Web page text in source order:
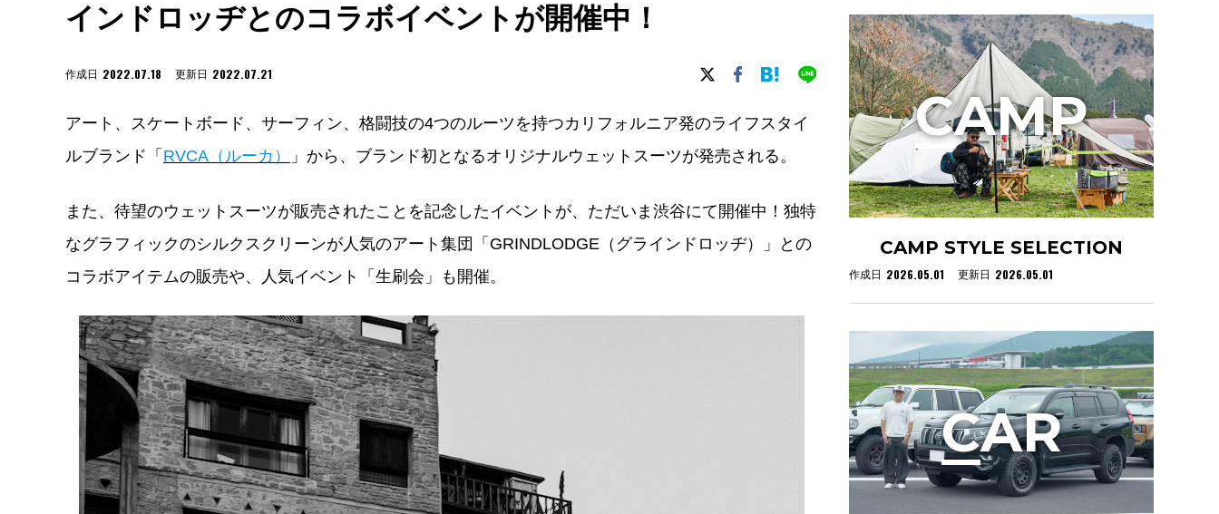
インドロッヂとのコラボイベントが開催中！
作成日 2022.07.18 更新日 2022.07.21
アート、スケートボード、サーフィン、格闘技の4つのルーツを持つカリフォルニア発のライフスタイ
ルブランド「 RVCA（ルーカ） 」から、ブランド初となるオリジナルウェットスーツが発売される。
また、待望のウェットスーツが販売されたことを記念したイベントが、ただいま渋谷にて開催中！独特
なグラフィックのシルクスクリーンが人気のアート集団「GRINDLODGE（グラインドロッヂ）」との
コラボアイテムの販売や、人気イベント「生刷会」も開催。
CAMP STYLE SELECTION
作成日 2026.05.01 更新日 2026.05.01
CAMP
CAR